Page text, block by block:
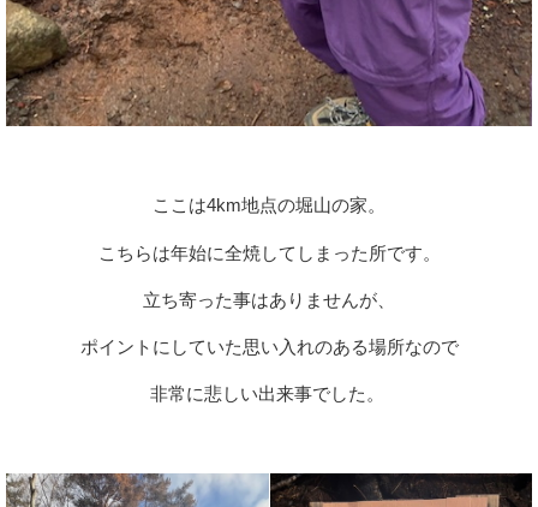
ここは4km地点の堀山の家。
こちらは年始に全焼してしまった所です。
立ち寄った事はありませんが、
ポイントにしていた思い入れのある場所なので
非常に悲しい出来事でした。